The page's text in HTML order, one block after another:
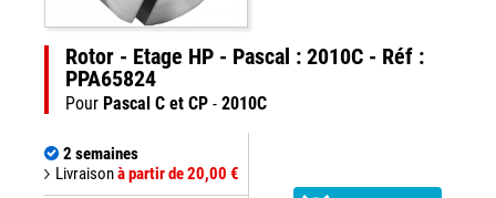
Rotor - Etage HP - Pascal : 2010C - Réf :
PPA65824
Pour Pascal C et CP - 2010C
2 semaines
Livraisonà partir de 20,00 €